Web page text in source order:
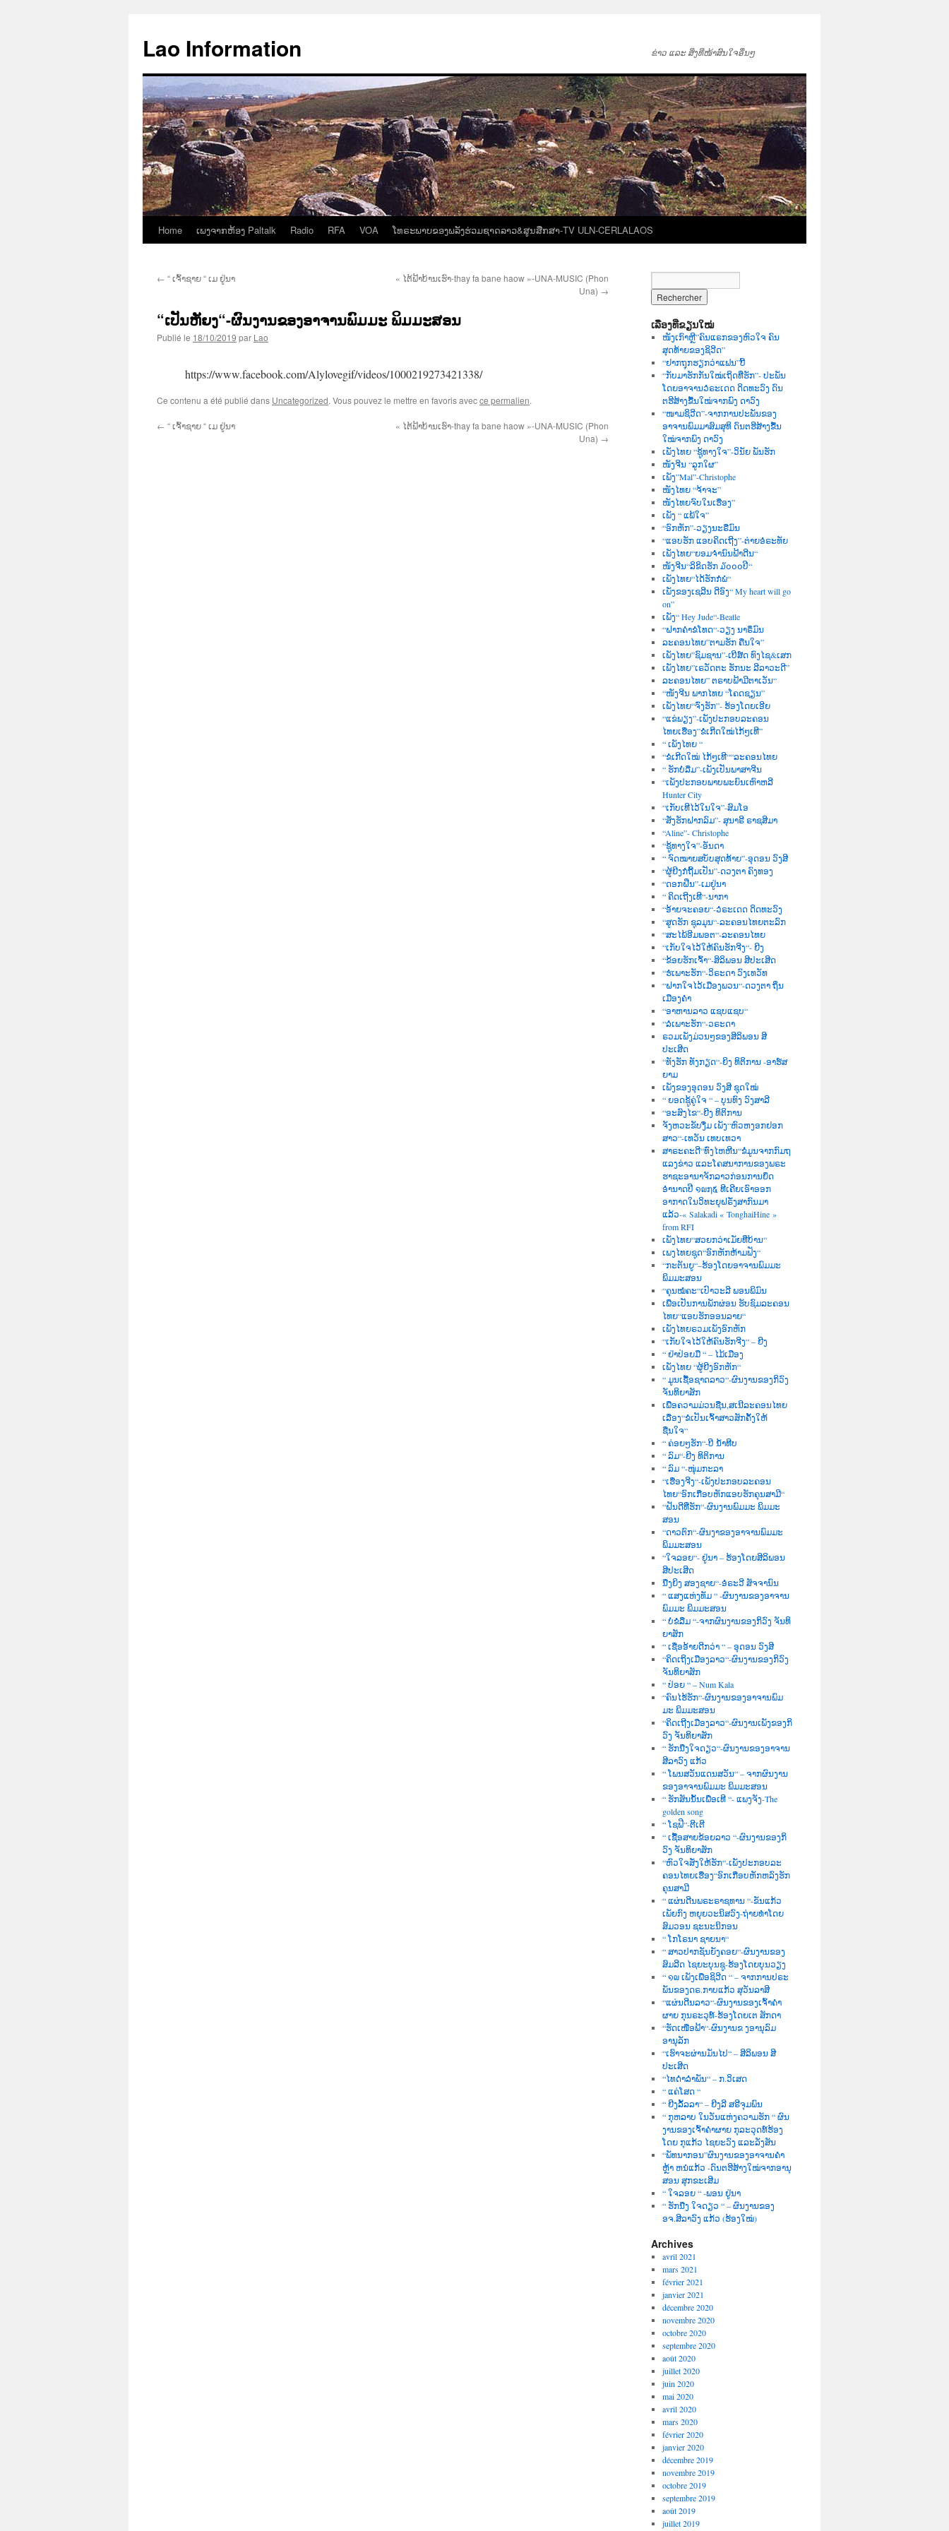
contenu
Lao Information ຂ່າວ ແລະ ສິ່ງທີ່ໜ້າສົນໃຈອື່ນໆ
Home ເພງຈາກຫ້ອງ Paltalk Radio RFA VOA ໂທຣະພາບຂອງພລັງຮ່ວມຊາດລາວ&ສູນສືກສາ-TV ULN-CERLALAOS
← “ ເຈົ້າຊາຍ “ ເມ ຢູ່ນາ
« ໄຕ້ຟ້າບ້ານເຮົາ-thay fa bane haow »-UNA-MUSIC (Phon
Una) →
“ເປັນຫັຍງ“-ຜົນງານຂອງອາຈານພົມມະ ພິມມະສອນ
Publié le 18/10/2019 par Lao
https://www.facebook.com/Alylovegif/videos/1000219273421338/
Ce contenu a été publié dans Uncategorized. Vous pouvez le mettre en favoris avecce permalien.
← “ ເຈົ້າຊາຍ “ ເມ ຢູ່ນາ
« ໄຕ້ຟ້າບ້ານເຮົາ-thay fa bane haow »-UNA-MUSIC (Phon
Una) →
ເລື່ອງທີ່ຂຽນໃໝ່
ໜັງເກົາຫຼີ”ຄົນແຣກຂອງຫົວໃຈ ຄົນ
ສຸດທ້າຍຂອງຊິວີດ”
“ຢາກຖຸກຮຽກວ່າແຟນ”ບີ້
“ກັບມາຮັກກັນໃໝ່ເຖິດທີ່ຮັກ”- ປະພັນ
ໂດຍອາຈານວໍຣະເດດ ດິດທະວົງ ດົນ
ຕຮີສ້າງຂື້ນໃໝ່ຈາກພົງ ດາວົງ
“ໜາມຊິວີດ”-ຈາກການປະພັນຂອງ
ອາຈານພົມມາສົມສຸທິ ດົນຕຮີສ້າງຂື້ນ
ໃໝ່ຈາກພົງ ດາວົງ
ເພັງໄທຍ “ຊູ້ທາງໃຈ”-ວິນັຍ ພັນຮັກ
ໜັງຈີນ “ລູກໃຜ”
ເພັງ”Mal”-Christophe
ໜັງໄທຍ “ຈ້າຈະ”
ໜັງໄທຍຈົບໃນເຮື່ອງ”
ເພັງ “ ແພ້ໃຈ”
“ອົກຫັກ”-ວຽງນະຣືມົນ
“ແອບຮັກ ແອບຄິດເຖີງ”-ຕ່າຍອໍຣະທັຍ
ເພັງໄທຍ“ຍອມຈຳນົນຟ້າດີນ“
ໜັງຈີນ“ລິຂິດຮັກ ໓໐໐໐ປີ“
ເພັງໄທຍ“ໄດ້ຮັກກໍພໍ“
ເພັງຂອງເຊລີນ ດີອົງ“ My heart will go
on”
ເພັງ“ Hey Jude“-Beatle
“ຝາກຄຳຂໍໂທດ“-ວຽງ ນາຣຶມົນ
ລະຄອນໄທຍ”ຕາມຮັກ ຄືນໃຈ”
ເພັງໄທຍ”ຊົມຊານ”-ເບີສ໌ດ ທົງໄຊ&ເສກ
ເພັງໄທຍ”ເຣວັດຕະ ຮັກນະ ລີລາວະດີ”
ລະຄອນໄທຍ” ຕຣາບຟ້າມີຕາເວັນ“
“ໜັງຈີນ ພາກໄທຍ “ໂຄດຊຽນ”
ເພັງໄທຍ“ຈົ່ງຮັກ”- ຮ້ອງໂດຍເອີຍ
“ແຂ່ພຽງ”-ເພັງປະກອບລະຄອນ
ໄທຍເຮື່ອງ”ຂໍເກີດໃໝ່ໄກ້ໆເທີ”
“ ເພັງໄທຍ “
“ຂໍເກີດໃໝ່ ໄກ້ໆເທີ““ລະຄອນໄທຍ
“ ຮັກບໍ່ລືມ”-ເພັງເປັນພາສາຈີນ
“ເພັງປະກອບພາບພະຍົນເຫົາຫລີ
Hunter City
“ເກັບເທີໄວ້ໃນໃຈ”-ສົມໂອ
“ສັ່ງຮັກຝາກລົມ”- ສຸນາຣີ ຣາຊສີມາ
“Aline”- Christophe
“ຊູ້ທາງໃຈ”-ອັນດາ
“ ຈົດໝາຍສບັບສຸດທ້າຍ”-ອຸດອນ ວົງສີ
“ຜູ້ຍີງກໍຖີ້ມເປັນ”-ດວງຕາ ຄົງທອງ
“ດອກຝີ່ນ”-ເມຢູ່ນາ
“ ຄິດເຖີງເທີ“-ນາກາ
“ອ້າຍຈະຄອຍ“-ວໍຣະເດດ ດິດທະວົງ
“ສູດຮັກ ຊຸລມຸນ“-ລະຄອນໄທຍຕະລົກ
“ສະໄພ້ອີມພອຕ“-ລະຄອນໄທຍ
“ເກັບໃຈໄວ້ໃຫ້ຄົນຮັກຈີງ“- ຍີງ
“ຂ້ອຍຮັກເຈົ້າ“-ສິລິພອນ ສີປະເສີດ
“ຮໍເພາະຮັກ“-ວິຣະດາ ວົງເທວັທ
“ຝາກໃຈໄວ້ເມືອງພວນ“-ດວງຕາ ຖິ່ນ
ເມືອງຄຳ
“ອາຫານລາວ ແຊບແຊບ“
“ລໍເພາະຮັກ“-ວຣະດາ
ຣວມເພັງມ່ວນໆຂອງສີລິພອນ ສີ
ປະເສີດ
“ທັງຮັກ ທັງກຽດ“-ຍິງ ທິຕິການ -ອາຮ໌ສ
ຍາມ
ເພັງຂອງອຸດອນ ວົງສີ ຊຸດໃໝ່
“ ຍອດຊູ້ຄູ່ໃຈ “ – ບຸນທົງ ວົງສາລີ
“ອະສົງໄຂ“-ຍີງ ທິຕິການ
ຈັງຫວະຂັບງື່ມ ເພັງ“ຫົວຫງອກຢອກ
ສາວ“-ເທວັນ ເທບເທວາ
ສາຣະຄະດີ“ທົ່ງໄຫຫີນ“ຂໍ່ມູນຈາກກົມຖ
ແລງຂ່າວ ແລະໂຄສນາການຂອງພຣະ
ຮາຊະອານາຈັກລາວກ່ອນການຍຶດ
ອຳນາດປີ ໑໙໗໕ ທີເຄີຍເອົາອອກ
ອາກາດໃນວິທະຍຸຝຣັ່ງສາກົນມາ
ແລ້ວ-« Salakadi « TonghaiHine »
from RFI
ເພັງໄທຍ“ສວຍກວ່າເມັຍທີ່ບ້ານ“
ເພງໄທຍຊຸດ“ອົກຫັກຫ້າມຟັງ“
“ກະຕັນຍູ“–ຮ້ອງໂດຍອາຈານພົມມະ
ພິມມະສອນ
“ຄຸນໝໍຄະ“ເປົາວະລີ ພອນພິມົນ
ເພື່ອເປັນການພັກຜ່ອນ ຮັບຊົມລະຄອນ
ໄທຍ“ແອບຮັກອອນລາຍ“
ເພັງໄທຍຣວມເພັງອົກຫັກ
“ເກັບໃຈໄວ້ໃຫ້ຄົນຮັກຈີງ“ – ຍີງ
“ ຢ່າປ່ອຍມື “ – ໄມ້ເມືອງ
ເພັງໄທຍ “ຜູ້ຍີງອົກຫັກ“
“ ມູນເຊື້ອຊາດລາວ“-ຜົນງານຂອງກິວົງ
ຈັນທິຍາສັກ
ເພື່ອຄວາມມ່ວນຊື່ນ,ສເນີລະຄອນໄທຍ
ເລື່ອງ“ຂໍເປັນເຈົ້າສາວສັກຄັ້ງໃຫ້
ຊື່ນໃຈ“
“ ຄ່ອຍໆຮັກ“-ບີ ນໍ້າທີບ
“ ລົມ“-ຍີງ ທິຕິການ
“ ລົມ “-ໜຸ່ມກະລາ
“ເຮື່ອງຈີງ“-ເພັງປະກອບລະຄອນ
ໄທຍ“ອົກເກືອບຫັກແອບຮັກຄຸນສາມີ“
“ຝັນດີທີ່ຮັກ“-ຜົນງານພົມມະ ພິມມະ
ສອນ
“ດາວຕົກ“-ຜົນງາຂອງອາຈານພົມມະ
ພິມມະສອນ
“ໃຈລອຍ“- ຢູ່ນາ – ຮ້ອງໂດຍສີລິພອນ
ສີປະເສີດ
ນື່ງຍິງ ສອງຊາຍ“-ອໍຣະວີ ສັຈຈານົນ
“ ແສງແຫ່ງທັມ “ -ຜົນງານຂອງອາຈານ
ພົມມະ ພິມມະສອນ
“ ບໍ່ຂໍລືມ “-ຈາກຜົນງານຂອງກິວົງ ຈັນທິ
ຍາສັກ
“ ເຊື່ອອ້າຍດີກວ່າ “ – ອຸດອນ ວົງສີ
“ຄິດເຖິງເມືອງລາວ“-ຜົນງານຂອງກິວົງ
ຈັນທິຍາສັກ
“ ປ່ອຍ “ – Num Kala
“ຄົນໄຮ້ຮັກ“-ຜົນງານຂອງອາຈານພົມ
ມະ ພິມມະສອນ
“ຄິດເຖີງເມືອງລາວ“-ຜົນງານເພັງຂອງກິ
ວົງ ຈັນທິຍາສັກ
“ ຮັກນື່ງໃຈດຽວ“-ຜົນງານຂອງອາຈານ
ສີລາວົງ ແກ້ວ
“ ໂພນສວັນແດນສວັນ“ – ຈາກຜົນງານ
ຂອງອາຈານພົມມະ ພິມມະສອນ
“ ຮັກສັນນັ້ນເພື່ອເທີ “- ແພງຈັງ-The
golden song
“ ໂຊຟີ“-ຕີເຕີ
“ ເຊື້ອສາຍຂ້ອຍລາວ “-ຜົນງານຂອງກິ
ວົງ ຈັນທິຍາສັກ
“ຫົວໃຈສັ່ງໃຫ້ຮັກ“-ເພັງປະກອບລະ
ຄອນໄທຍເຮື່ອງ“ອົກເກືອບຫັກຫລົງຮັກ
ຄຸນສາມີ
“ ແຜ່ນດີນພຣະຣາຊທານ “-ຂັນແກ້ວ
ເພັຍກົງ ຫຍຸຍວະນິສວົງ-ຖ່າຍທຳໂດຍ
ສົມວອນ ຊະນະນິກອນ
“ ໂກໂຣນາ ຊາຍນາ“
“ ສາວປາກຊັນຍັງຄອຍ“-ຜົນງານຂອງ
ສົມລີດ ໄຊຍະບຸນຊູ-ຮ້ອງໂດຍບຸນວຽງ
“ ໑໙ ເພັງເພື່ອຊິວີດ “ – ຈາກການປຣະ
ພັນຂອງດຣ.ກາບແກ້ວ ສຸວັນລາສີ
“ແຜ່ນດີນລາວ“-ຜົນງານຂອງເຈົ້າຄຳ
ຜາຍ ກຸນຣະວຸທ໌-ຮ້ອງໂດຍເຕ ສັກດາ
“ຮັດເໜືອຟ້າ“-ຜົນງານຂ ງອານຸລົມ
ອານຸລັກ
“ເຮົາຈະຜ່ານມັນໄປ“ – ສີລິພອນ ສີ
ປະເສີດ
“ໄທດຳລຳພັນ“ – ກ.ວິເສດ
“ ແຄ່ໂສດ “
“ ຍີງລັ້ລລາ“ – ຍີງລີ ສຣີຈຸມພົນ
“ ກຸຫລາບ ໃນວັນແຫ່ງຄວາມຮັກ “ ຜົນ
ງານຂອງເຈົ້າຄຳຜາຍ ກຸລະວຸດທ໌ຮ້ອງ
ໂດຍ ກຸແກ້ວ ໄຊຍະວົງ ແລະລັງສັນ
“ພັທນາກອນ”ຜົນງານຂອງອາຈານຄຳ
ຫຼ້າ ຫນໍແກ້ວ -ດົນຕຮີສ້າງໃໝ່ຈາກອານຸ
ສອນ ສຸກຂະເສີມ
“ ໃຈລອຍ “ -ພອນ ຢູ່ນາ
“ ຮັກນື່ງ ໃຈດຽວ “ – ຜົນງານຂອງ
ອຈ.ສີລາວົງ ແກ້ວ (ຮ້ອງໃໝ່)
Archives
avril 2021
mars 2021
février 2021
janvier 2021
décembre 2020
novembre 2020
octobre 2020
septembre 2020
août 2020
juillet 2020
juin 2020
mai 2020
avril 2020
mars 2020
février 2020
janvier 2020
décembre 2019
novembre 2019
octobre 2019
septembre 2019
août 2019
juillet 2019